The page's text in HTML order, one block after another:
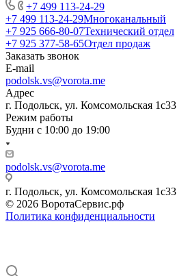
+7 499 113-24-29
+7 499 113-24-29Многоканальный
+7 925 666-80-07Технический отдел
+7 925 377-58-65Отдел продаж
Заказать звонок
E-mail
podolsk.vs@vorota.me
Адрес
г. Подольск, ул. Комсомольская 1с33
Режим работы
Будни с 10:00 до 19:00
podolsk.vs@vorota.me
г. Подольск, ул. Комсомольская 1с33
© 2026 ВоротаСервис.рф
Политика конфиденциальности